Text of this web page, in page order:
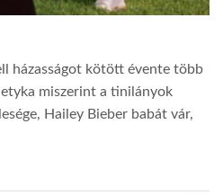
házasságot kötött évente több
miszerint a tinilányok
Hailey Bieber babát vár,